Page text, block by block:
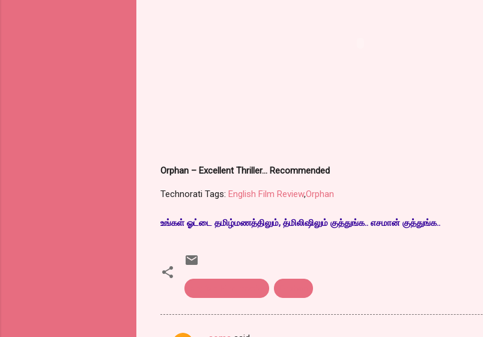
Orphan – Excellent Thriller… Recommended
Technorati Tags: English Film Review,Orphan
உங்கள் ஓட்டை தமிழ்மணத்திலும், த்மிலிஷிலும் குத்துங்க.. எசமான் குத்துங்க..